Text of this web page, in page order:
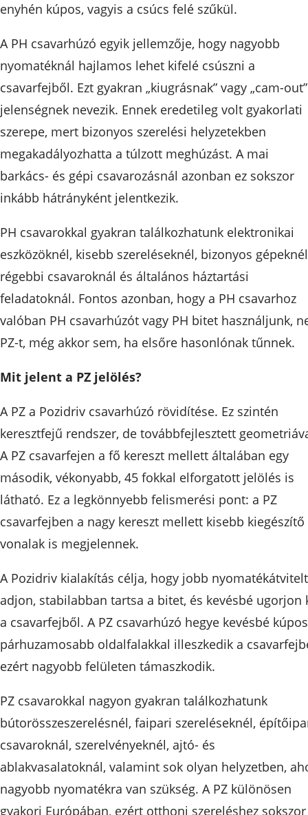
enyhén kúpos, vagyis a csúcs felé szűkül.
A PH csavarhúzó egyik jellemzője, hogy nagyobb
nyomatéknál hajlamos lehet kifelé csúszni a
csavarfejből. Ezt gyakran „kiugrásnak” vagy „cam-out”
jelenségnek nevezik. Ennek eredetileg volt gyakorlati
szerepe, mert bizonyos szerelési helyzetekben
megakadályozhatta a túlzott meghúzást. A mai
barkács- és gépi csavarozásnál azonban ez sokszor
inkább hátrányként jelentkezik.
PH csavarokkal gyakran találkozhatunk elektronikai
eszközöknél, kisebb szereléseknél, bizonyos
régebbi csavaroknál és általános háztartási
feladatoknál. Fontos azonban, hogy a PH csavarhoz
valóban PH csavarhúzót vagy PH bitet használjunk,
PZ-t, még akkor sem, ha elsőre hasonlónak tűnnek.
Mit jelent a PZ jelölés?
A PZ a Pozidriv csavarhúzó rövidítése. Ez szintén
keresztfejű rendszer, de továbbfejlesztett
A PZ csavarfejen a fő kereszt mellett általában egy
második, vékonyabb, 45 fokkal elforgatott jelölés is
látható. Ez a legkönnyebb felismerési pont: a PZ
csavarfejben a nagy kereszt mellett kisebb kiegészítő
vonalak is megjelennek.
A Pozidriv kialakítás célja, hogy jobb nyomatékátvitelt
adjon, stabilabban tartsa a bitet, és kevésbé ugorjon
a csavarfejből. A PZ csavarhúzó hegye kevésbé
párhuzamosabb oldalfalakkal illeszkedik a
ezért nagyobb felületen támaszkodik.
PZ csavarokkal nagyon gyakran találkozhatunk
bútorösszeszerelésnél, faipari szereléseknél,
csavaroknál, szerelvényeknél, ajtó- és
ablakvasalatoknál, valamint sok olyan helyzetben,
nagyobb nyomatékra van szükség. A PZ különösen
gyakori Európában, ezért otthoni szereléshez sokszor